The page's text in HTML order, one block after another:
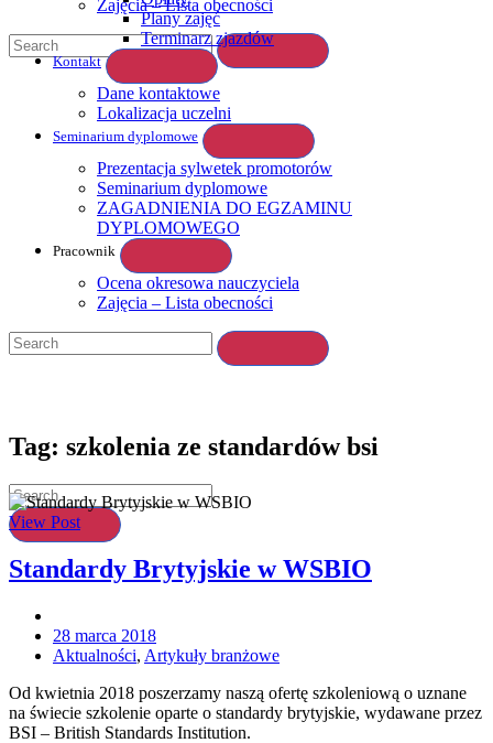
Zajęcia – Lista obecności
Plany zajęć
Terminarz zjazdów
Kontakt
Dane kontaktowe
Lokalizacja uczelni
Seminarium dyplomowe
Prezentacja sylwetek promotorów
Seminarium dyplomowe
ZAGADNIENIA DO EGZAMINU
DYPLOMOWEGO
Pracownik
Ocena okresowa nauczyciela
Zajęcia – Lista obecności
Tag: szkolenia ze standardów bsi
View Post
Standardy Brytyjskie w WSBIO
28 marca 2018
Aktualności, Artykuły branżowe
Od kwietnia 2018 poszerzamy naszą ofertę szkoleniową o uznane
na świecie szkolenie oparte o standardy brytyjskie, wydawane przez
BSI – British Standards Institution.